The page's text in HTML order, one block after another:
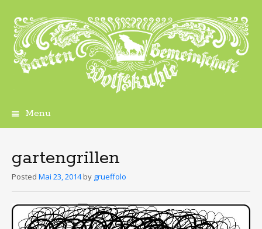
Menu
gartengrillen
Posted Mai 23, 2014 by grueffolo